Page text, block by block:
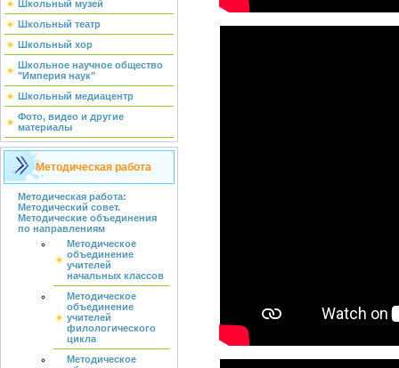
Школьный музей
Школьный театр
Школьный хор
Школьное научное общество
"Империя наук"
Школьный медиацентр
Фото, видео и другие
материалы
Методическая работа
Методическая работа:
Методический совет.
Методические объединения
по направлениям
Методическое
объединение
учителей
начальных классов
Методическое
объединение
учителей
филологического
цикла
Методическое